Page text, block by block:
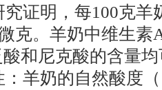
明，每100克羊
克。羊奶中维生素
和尼克酸的含量
奶的自然酸度（